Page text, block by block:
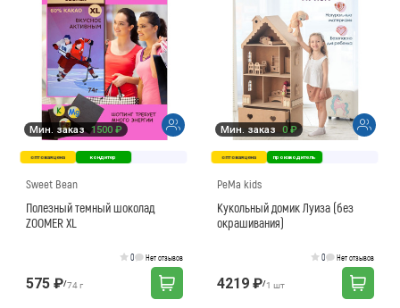
Мин. заказ 1500 ₽
оптовая цена кондитер
Sweet Bean
Полезный темный шоколад
ZOOMER XL
0 Нет отзывов
575 ₽/74 г
Мин. заказ 0 ₽
оптовая цена производитель
PeMa kids
Кукольный домик Луиза (без
окрашивания)
0 Нет отзывов
4219 ₽/1 шт